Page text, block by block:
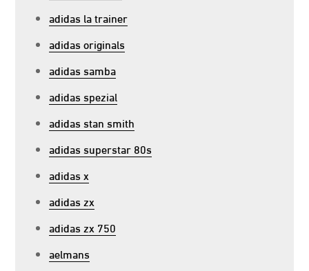
adidas la trainer
adidas originals
adidas samba
adidas spezial
adidas stan smith
adidas superstar 80s
adidas x
adidas zx
adidas zx 750
aelmans